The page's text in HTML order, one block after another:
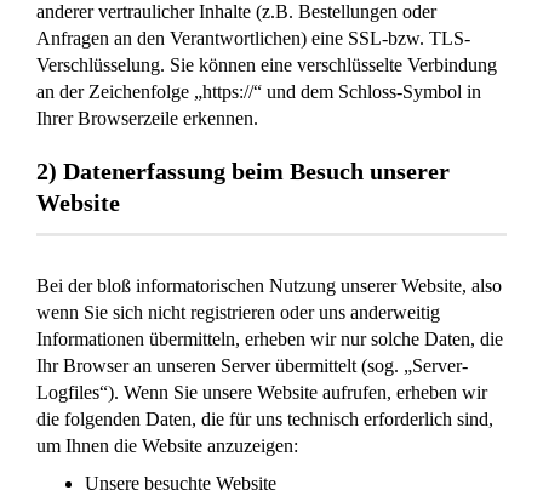
anderer vertraulicher Inhalte (z.B. Bestellungen oder
Anfragen an den Verantwortlichen) eine SSL-bzw. TLS-
Verschlüsselung. Sie können eine verschlüsselte Verbindung
an der Zeichenfolge „https://“ und dem Schloss-Symbol in
Ihrer Browserzeile erkennen.
2) Datenerfassung beim Besuch unserer
Website
Bei der bloß informatorischen Nutzung unserer Website, also
wenn Sie sich nicht registrieren oder uns anderweitig
Informationen übermitteln, erheben wir nur solche Daten, die
Ihr Browser an unseren Server übermittelt (sog. „Server-
Logfiles“). Wenn Sie unsere Website aufrufen, erheben wir
die folgenden Daten, die für uns technisch erforderlich sind,
um Ihnen die Website anzuzeigen:
Unsere besuchte Website